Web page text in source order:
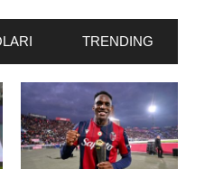
TRENDING